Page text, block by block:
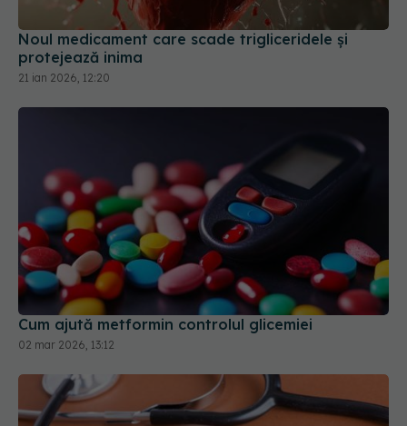
Noul medicament care scade trigliceridele și
protejează inima
21 ian 2026, 12:20
Cum ajută metformin controlul glicemiei
02 mar 2026, 13:12